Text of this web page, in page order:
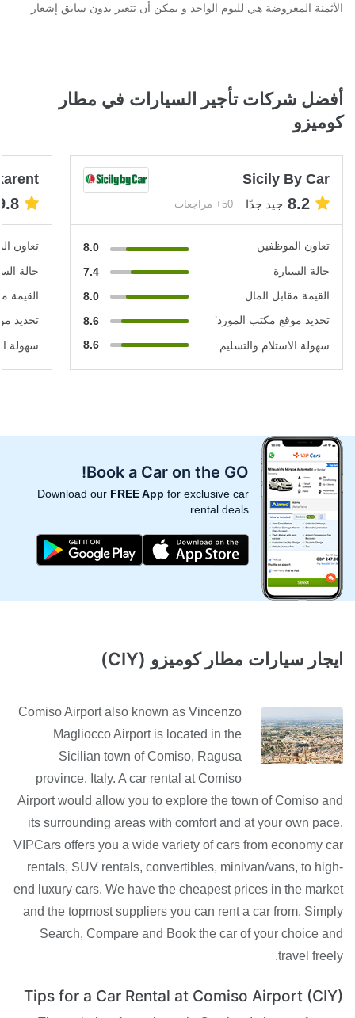
الأثمنة المعروضة هي لليوم الواحد و يمكن أن تتغير بدون سابق إشعار
أفضل شركات تأجير السيارات في مطار
كوميزو
Sicily By Car
8.2 جيد جدًا 50+ مراجعات
تعاون الموظفين
8.0
حالة السيارة
7.4
القيمة مقابل المال
8.0
تحديد موقع مكتب المورد’
8.6
سهولة الاستلام والتسليم
8.6
تعاون
حالة
القيمة
تحديد
سهولة
Book a Car on the GO!
Download our FREE App for exclusive car
rental deals.
ايجار سيارات مطار كوميزو (CIY)
Comiso Airport also known as Vincenzo
Magliocco Airport is located in the
Sicilian town of Comiso, Ragusa
province, Italy. A car rental at Comiso
Airport would allow you to explore the town of Comiso and
its surrounding areas with comfort and at your own pace.
VIPCars offers you a wide variety of cars from economy car
rentals, SUV rentals, convertibles, minivan/vans, to high-
end luxury cars. We have the cheapest prices in the market
and the topmost suppliers you can rent a car from. Simply
Search, Compare and Book the car of your choice and
travel freely.
Tips for a Car Rental at Comiso Airport (CIY)